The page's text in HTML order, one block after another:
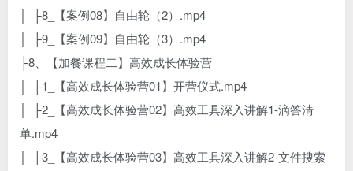
│ ├8_【案例08】自由轮（2）.mp4
│ ├9_【案例09】自由轮（3）.mp4
├8、【加餐课程二】高效成长体验营
│ ├1_【高效成长体验营01】开营仪式.mp4
│ ├2_【高效成长体验营02】高效工具深入讲解1-滴答清
单.mp4
│ ├3_【高效成长体验营03】高效工具深入讲解2-文件搜索